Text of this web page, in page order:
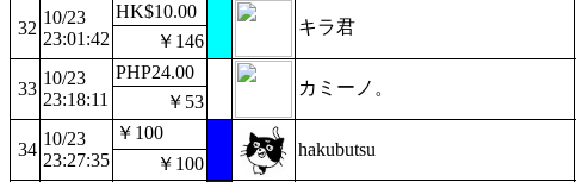
32
10/23
23:01:42
HK$10.00
キラ君
￥146
33
10/23
23:18:11
PHP24.00
カミーノ。
￥53
34
10/23
23:27:35
￥100
hakubutsu
￥100